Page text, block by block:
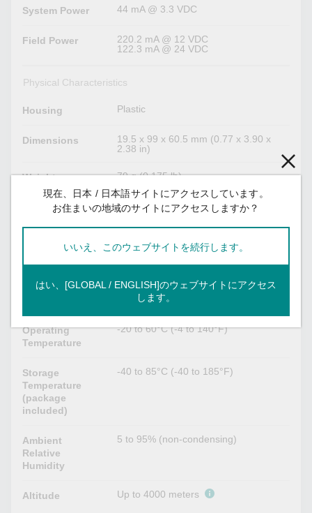
System Power 44 mA @ 3.3 VDC
Field Power
220.2 mA @ 12 VDC
122.3 mA @ 24 VDC
Physical Characteristics
Housing Plastic
Dimensions
19.5 x 99 x 60.5 mm (0.77 x 3.90 x
2.38 in)
Weight 79 g (0.175 lb)
Installation DIN-rail mounting
Strip Length I/O cable, 9 to 10 mm
Operating
Temperature
-20 to 60°C (-4 to 140°F)
Storage
Temperature
(package
included)
-40 to 85°C (-40 to 185°F)
Ambient
Relative
Humidity
5 to 95% (non-condensing)
Altitude Up to 4000 meters
現在、日本 / 日本語サイトにアクセスしています。
お住まいの地域のサイトにアクセスしますか？
いいえ、このウェブサイトを続行します。
はい、[GLOBAL / ENGLISH]のウェブサイトにアクセス
します。